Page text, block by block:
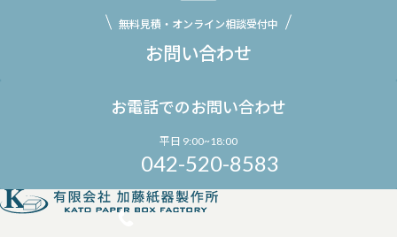
無料見積・オンライン相談受付中
お問い合わせ
お電話でのお問い合わせ
平日 9:00~18:00
042-520-8583